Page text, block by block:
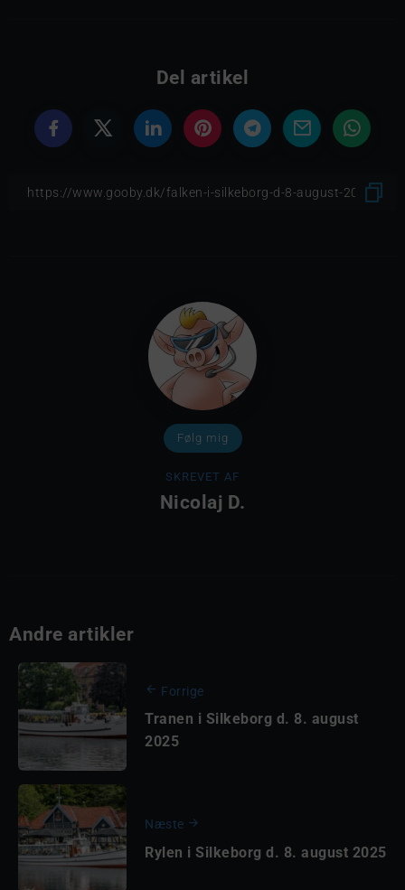
Del artikel
Følg mig
SKREVET AF
Nicolaj D.
Andre artikler
Forrige
Tranen i Silkeborg d. 8. august
2025
Næste
Rylen i Silkeborg d. 8. august 2025